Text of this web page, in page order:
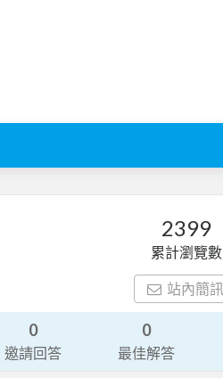
2399
累計瀏覽數
站內簡訊
0
邀請回答
0
最佳解答